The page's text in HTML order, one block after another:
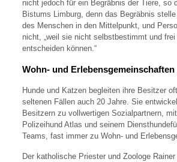
nicht jedoch für ein Begräbnis der Tiere, so
Bistums Limburg, denn das Begräbnis
des Menschen in den Mittelpunkt, und
nicht, „weil sie nicht selbstbestimmt und frei
entscheiden können.“
Wohn- und
Hunde und Katzen begleiten ihre Besitzer
seltenen Fällen auch 20 Jahre. Sie
Besitzern zu vollwertigen Sozialpartnern,
Polizeihund Atlas und seinem
Teams, fast immer zu Wohn- und
Der katholische Priester und Zoologe Rainer